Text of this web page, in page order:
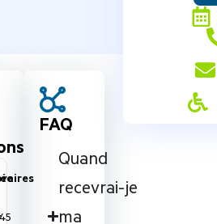
FAQ
Quand
recevrai-je
ma